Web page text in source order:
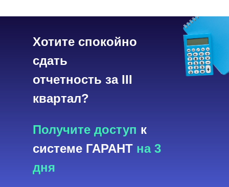
Хотите спокойно
сдать
отчетность за III
квартал?
Получите доступ к
системе ГАРАНТ на 3
дня